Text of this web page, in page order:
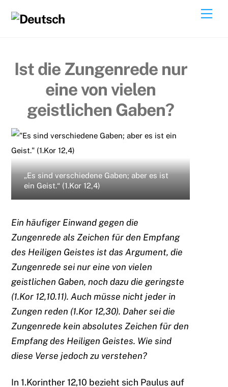
Ist die Zungenrede nur
eine von vielen
geistlichen Gaben?
„Es sind verschiedene Gaben; aber es ist
ein Geist.“ (1.Kor 12,4)
Ein häufiger Einwand gegen die
Zungenrede als Zeichen für den Empfang
des Heiligen Geistes ist das Argument, die
Zungenrede sei nur eine von vielen
geistlichen Gaben, noch dazu die geringste
(1.Kor 12,10.11). Auch müsse nicht jeder in
Zungen reden (1.Kor 12,30). Daher sei die
Zungenrede kein absolutes Zeichen für den
Empfang des Heiligen Geistes. Wie sind
diese Verse jedoch zu verstehen?
In 1.Korinther 12,10 bezieht sich Paulus auf